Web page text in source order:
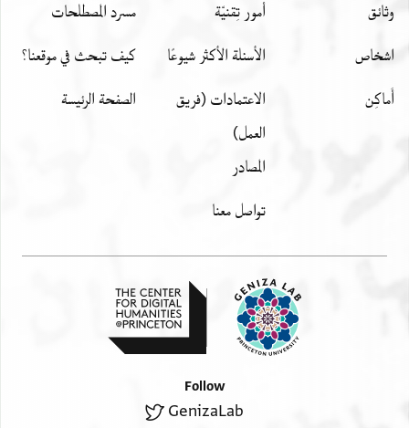
وثائق
اشخاص
أَماكِن
أمور تِقنيّة
الأسئلة الأكثر شيوعًا
الاعتمادات (فريق
العمل)
المصادر
تواصل معنا
مسرد المصطلحات
كيف تبحث في موقعنا؟
الصفحة الرئيسة
Follow
GenizaLab